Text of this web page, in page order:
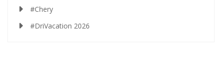
#Chery
#DriVacation 2026